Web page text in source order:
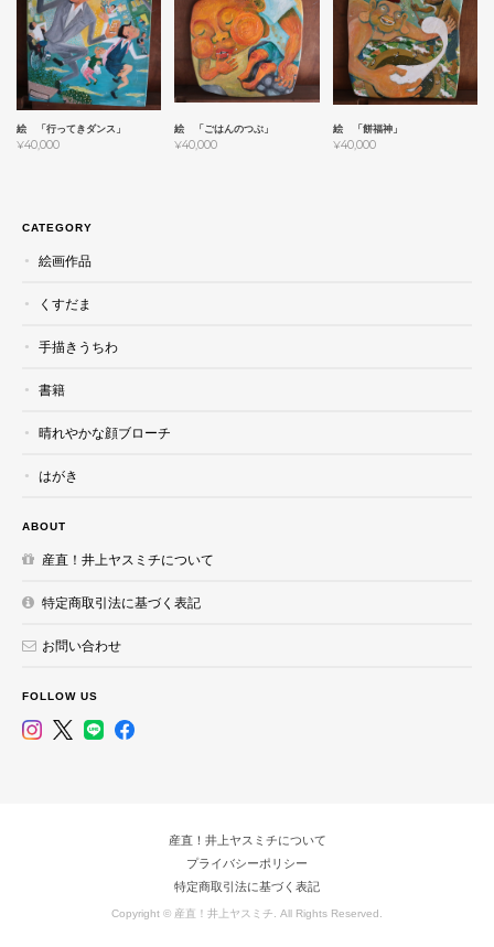
絵 「行ってきダンス」
¥40,000
絵 「ごはんのつぶ」
¥40,000
絵 「餅福神」
¥40,000
CATEGORY
絵画作品
くすだま
手描きうちわ
書籍
晴れやかな顔ブローチ
はがき
ABOUT
産直！井上ヤスミチについて
特定商取引法に基づく表記
お問い合わせ
FOLLOW US
産直！井上ヤスミチについて
プライバシーポリシー
特定商取引法に基づく表記
Copyright © 産直！井上ヤスミチ. All Rights Reserved.